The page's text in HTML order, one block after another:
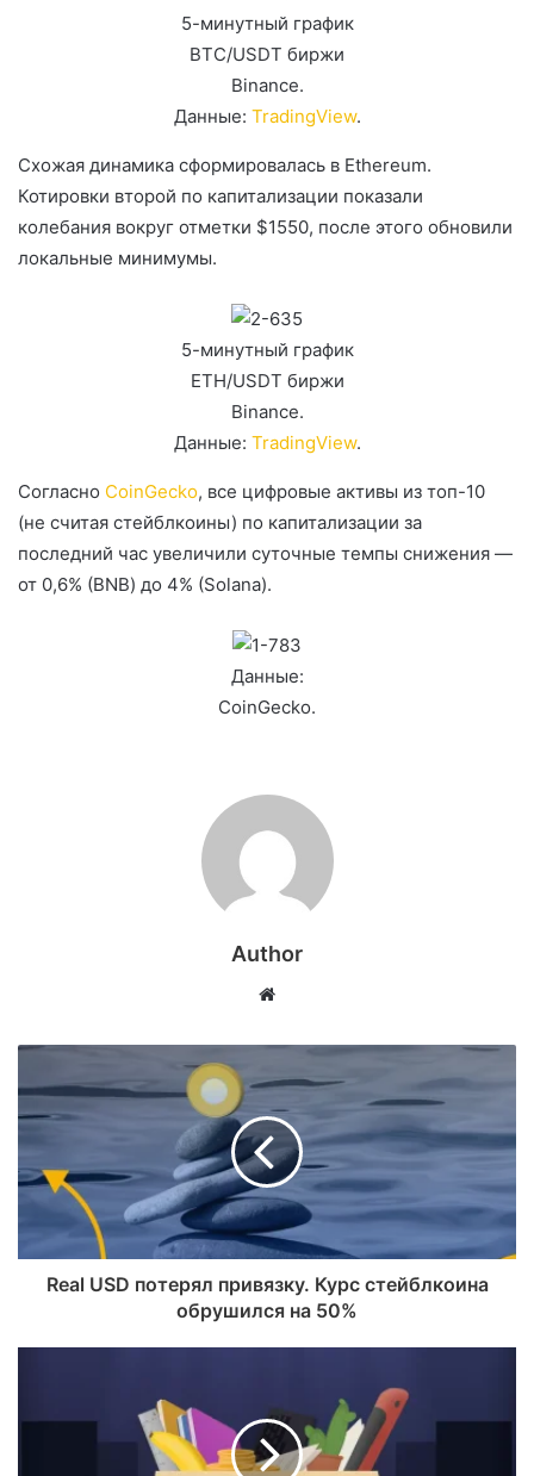
5-минутный график
BTC/USDT биржи
Binance.
Данные: TradingView.
Схожая динамика сформировалась в Ethereum.
Котировки второй по капитализации показали
колебания вокруг отметки $1550, после этого обновили
локальные минимумы.
5-минутный график
ETH/USDT биржи
Binance.
Данные: TradingView.
Согласно CoinGecko, все цифровые активы из топ-10
(не считая стейблкоины) по капитализации за
последний час увеличили суточные темпы снижения —
от 0,6% (BNB) до 4% (Solana).
Данные:
CoinGecko.
Author
Website
Real USD потерял привязку. Курс стейблкоина
обрушился на 50%